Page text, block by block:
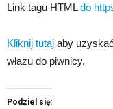
Link tagu HTMLdo
Kliknij tutaj aby
włazu do piwnicy.
Podziel się: